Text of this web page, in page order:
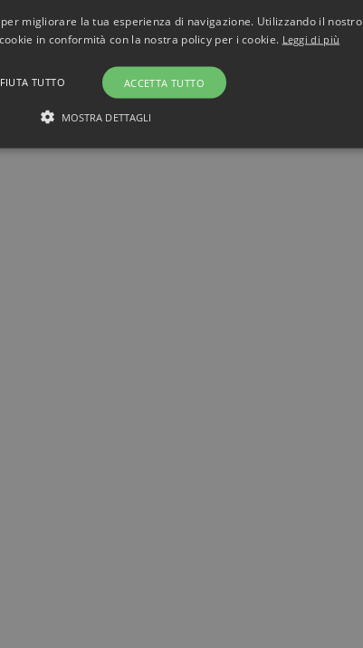
migliorare la tua esperienza di navigazione. Utilizzando il nostro
in conformità con la nostra policy per i cookie. Leggi di più
ACCETTA TUTTO
TUTTO
MOSTRA DETTAGLI